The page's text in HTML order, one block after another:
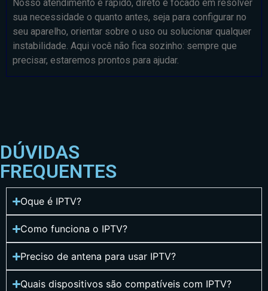
Nosso atendimento é rápido, direto e focado em resolver
sua necessidade o quanto antes, seja para configurar no
seu aparelho, orientar sobre o uso ou solucionar qualquer
instabilidade. Aqui você não fica sozinho: sempre que
precisar, estaremos prontos para ajudar.
DÚVIDAS
FREQUENTES
Oque é IPTV?
Como funciona o IPTV?
Preciso de antena para usar IPTV?
Quais dispositivos são compatíveis com IPTV?